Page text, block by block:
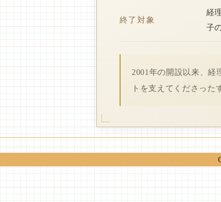
終了対象
経
子
2001年の開設以来、経
トを支えてくださった